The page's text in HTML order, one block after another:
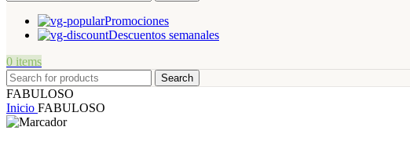
Promociones
Descuentos semanales
0 items
Search
FABULOSO
Inicio FABULOSO